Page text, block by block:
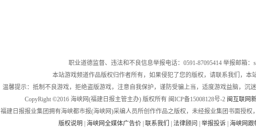
职业道德监督、违法和不良信息举报电话：0591-87095414 举报邮箱：
本站游戏频道作品版权归作者所有，如果侵犯了您的版权，请联系我们，本
温馨提示：抵制不良游戏，拒绝盗版游戏，注意自我保护，谨防受骗上当，适度游戏益脑，沉
CopyRight ©2016 海峡网(福建日报主管主办) 版权所有 闽ICP备15008128号-2 闽互联网
福建日报报业集团拥有海峡都市报(海峡网)采编人员所创作作品之版权，未经报业集团书面授权
版权说明
海峡网全媒体广告价 联系我们 法律顾问 举报投诉 海峡网跟